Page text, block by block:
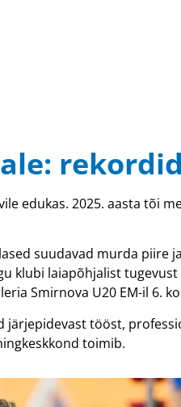
edukas. 2025. aasta tõi
suudavad murda piire
klubi laiapõhjalist
Smirnova U20 EM-il 6.
tööst,
toimib.